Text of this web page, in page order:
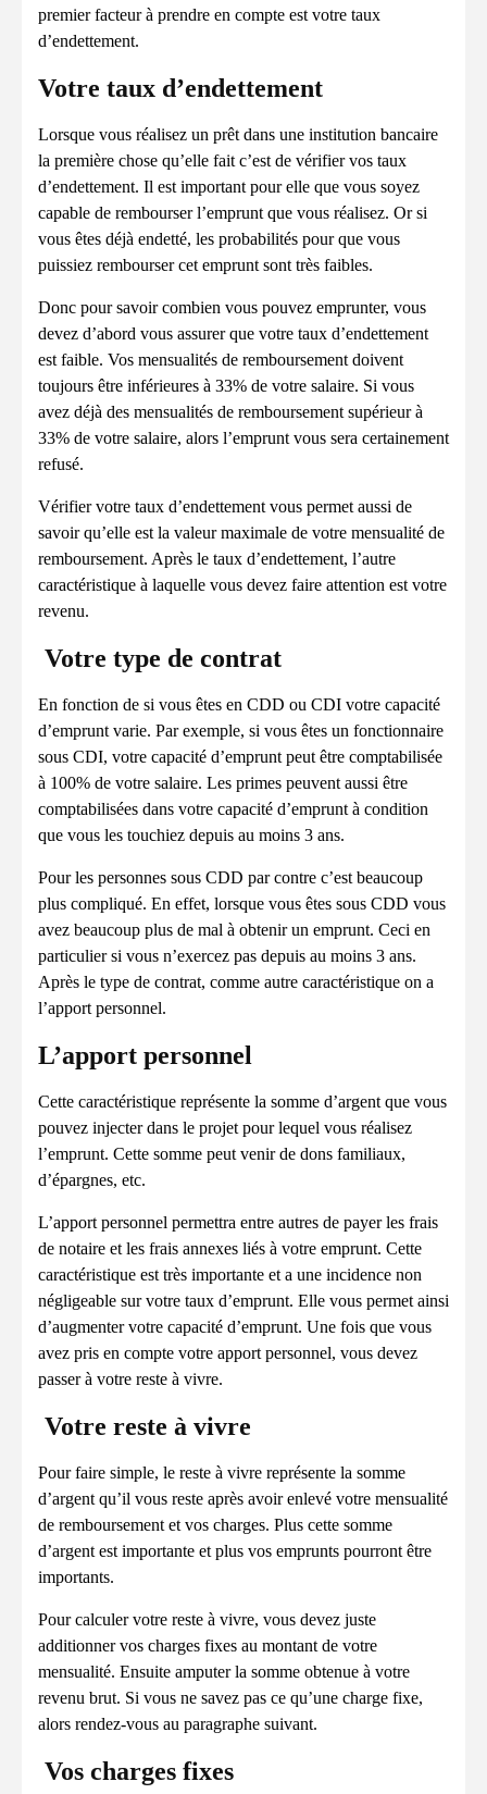
premier facteur à prendre en compte est votre taux
d’endettement.
Votre taux d’endettement
Lorsque vous réalisez un prêt dans une institution bancaire
la première chose qu’elle fait c’est de vérifier vos taux
d’endettement. Il est important pour elle que vous soyez
capable de rembourser l’emprunt que vous réalisez. Or si
vous êtes déjà endetté, les probabilités pour que vous
puissiez rembourser cet emprunt sont très faibles.
Donc pour savoir combien vous pouvez emprunter, vous
devez d’abord vous assurer que votre taux d’endettement
est faible. Vos mensualités de remboursement doivent
toujours être inférieures à 33% de votre salaire. Si vous
avez déjà des mensualités de remboursement supérieur à
33% de votre salaire, alors l’emprunt vous sera certainement
refusé.
Vérifier votre taux d’endettement vous permet aussi de
savoir qu’elle est la valeur maximale de votre mensualité de
remboursement. Après le taux d’endettement, l’autre
caractéristique à laquelle vous devez faire attention est votre
revenu.
Votre type de contrat
En fonction de si vous êtes en CDD ou CDI votre capacité
d’emprunt varie. Par exemple, si vous êtes un fonctionnaire
sous CDI, votre capacité d’emprunt peut être comptabilisée
à 100% de votre salaire. Les primes peuvent aussi être
comptabilisées dans votre capacité d’emprunt à condition
que vous les touchiez depuis au moins 3 ans.
Pour les personnes sous CDD par contre c’est beaucoup
plus compliqué. En effet, lorsque vous êtes sous CDD vous
avez beaucoup plus de mal à obtenir un emprunt. Ceci en
particulier si vous n’exercez pas depuis au moins 3 ans.
Après le type de contrat, comme autre caractéristique on a
l’apport personnel.
L’apport personnel
Cette caractéristique représente la somme d’argent que vous
pouvez injecter dans le projet pour lequel vous réalisez
l’emprunt. Cette somme peut venir de dons familiaux,
d’épargnes, etc.
L’apport personnel permettra entre autres de payer les frais
de notaire et les frais annexes liés à votre emprunt. Cette
caractéristique est très importante et a une incidence non
négligeable sur votre taux d’emprunt. Elle vous permet ainsi
d’augmenter votre capacité d’emprunt. Une fois que vous
avez pris en compte votre apport personnel, vous devez
passer à votre reste à vivre.
Votre reste à vivre
Pour faire simple, le reste à vivre représente la somme
d’argent qu’il vous reste après avoir enlevé votre mensualité
de remboursement et vos charges. Plus cette somme
d’argent est importante et plus vos emprunts pourront être
importants.
Pour calculer votre reste à vivre, vous devez juste
additionner vos charges fixes au montant de votre
mensualité. Ensuite amputer la somme obtenue à votre
revenu brut. Si vous ne savez pas ce qu’une charge fixe,
alors rendez-vous au paragraphe suivant.
Vos charges fixes